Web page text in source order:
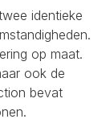
identieke
op maat.
ook de
bevat